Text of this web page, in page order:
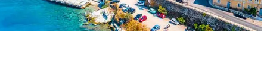
دليل السفر إلى كورفو
تعرّف على كورفو